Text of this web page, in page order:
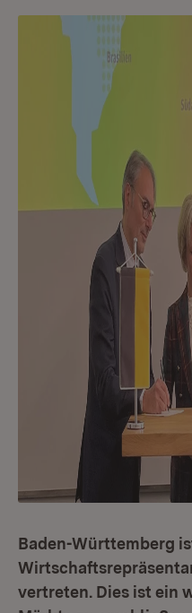
Baden-Württemberg
vertreten. Dies ist ein